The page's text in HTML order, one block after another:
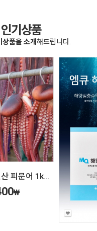
기상품
상품을 소개해드립니다.
[해녀단비] 자연산 피문어 1kg당
₩